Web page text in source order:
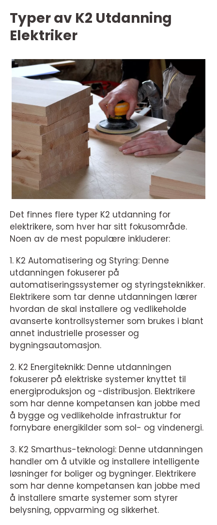
Typer av K2 Utdanning
Elektriker
Det finnes flere typer K2 utdanning for
elektrikere, som hver har sitt fokusområde.
Noen av de mest populære inkluderer:
1. K2 Automatisering og Styring: Denne
utdanningen fokuserer på
automatiseringssystemer og styringsteknikker.
Elektrikere som tar denne utdanningen lærer
hvordan de skal installere og vedlikeholde
avanserte kontrollsystemer som brukes i blant
annet industrielle prosesser og
bygningsautomasjon.
2. K2 Energiteknikk: Denne utdanningen
fokuserer på elektriske systemer knyttet til
energiproduksjon og -distribusjon. Elektrikere
som har denne kompetansen kan jobbe med
å bygge og vedlikeholde infrastruktur for
fornybare energikilder som sol- og vindenergi.
3. K2 Smarthus-teknologi: Denne utdanningen
handler om å utvikle og installere intelligente
løsninger for boliger og bygninger. Elektrikere
som har denne kompetansen kan jobbe med
å installere smarte systemer som styrer
belysning, oppvarming og sikkerhet.